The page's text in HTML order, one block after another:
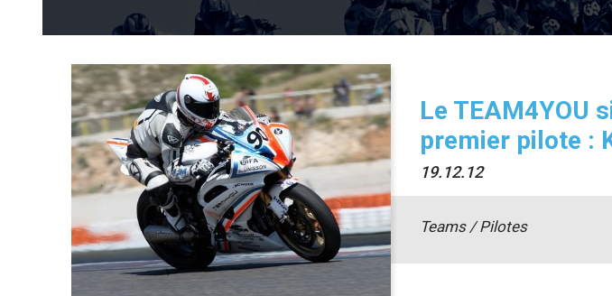
Le TEAM4YOU
premier pilote :
19.12.12
Teams / Pilotes